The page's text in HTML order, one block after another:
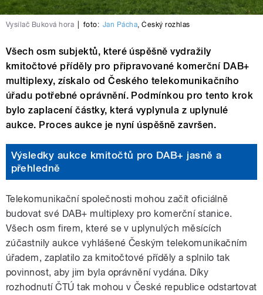
Vysílač Buková hora foto: Jan Pácha,Český rozhlas
Všech osm subjektů, které úspěšně vydražily
kmitočtové příděly pro připravované komerční DAB+
multiplexy, získalo od Českého telekomunikačního
úřadu potřebné oprávnění. Podmínkou pro tento krok
bylo zaplacení částky, která vyplynula z uplynulé
aukce. Proces aukce je nyní úspěšně završen.
Výsledky aukce kmitočtů pro DAB+ jasně a
přehledně
Telekomunikační společnosti mohou začít oficiálně
budovat své DAB+ multiplexy pro komerční stanice.
Všech osm firem, které se v uplynulých měsících
zúčastnily aukce vyhlášené Českým telekomunikačním
úřadem, zaplatilo za kmitočtové příděly a splnilo tak
povinnost, aby jim byla oprávnění vydána. Díky
rozhodnutí ČTÚ tak mohou v České republice odstartovat